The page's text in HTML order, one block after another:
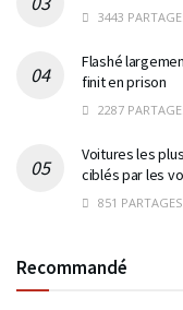
3443
Flashé
finit en prison
2287
Voitures les
ciblés par les
851 PARTAGES
Recommandé